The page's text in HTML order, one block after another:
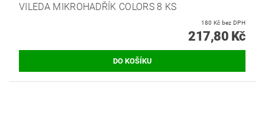
VILEDA MIKROHADŘÍK COLORS 8 KS
180 Kč bez DPH
217,80 Kč